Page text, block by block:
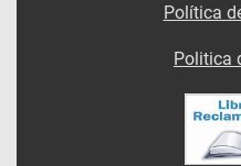
Política
Politica